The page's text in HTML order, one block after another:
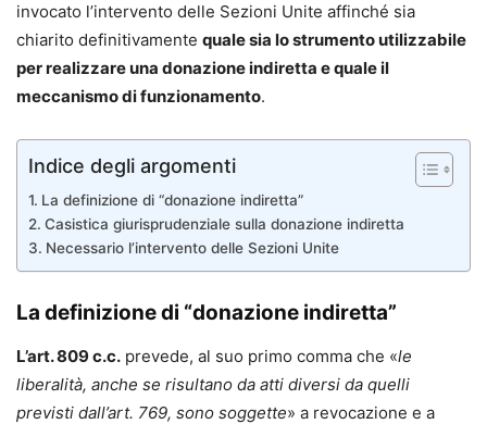
invocato l’intervento delle Sezioni Unite affinché sia
chiarito definitivamente quale sia lo strumento utilizzabile
per realizzare una donazione indiretta equale il
meccanismo di funzionamento.
Indice degli argomenti
La definizione di “donazione indiretta”
Casistica giurisprudenziale sulla donazione indiretta
Necessario l’intervento delle Sezioni Unite
La definizione di “donazione indiretta”
L’art. 809 c.c. prevede, al suo primo comma che «le
liberalità, anche se risultano da atti diversi da quelli
previsti dall’art. 769, sono soggette» a revocazione e a